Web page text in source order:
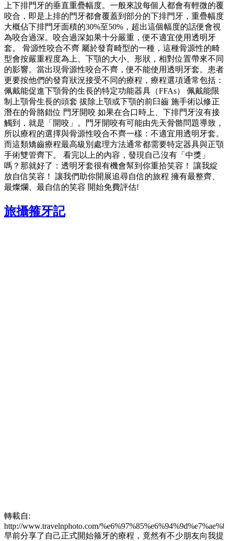
上下排門牙的垂直重疊幅度。一般來說每個人都會有輕微的覆
咬合，即是上排的門牙都會覆蓋到部分的下排門牙，重疊幅度
大概佔下排門牙面積的30%至50%，超出這個幅度的話便會視
為咬合過深。咬合過深如果十分嚴重，便不適宜使用透明牙
套。 骨源性咬合不齊 屬於發育畸型的一種，這種骨源性的畸
型會按嚴重程度為上、下顎的大小、形狀，相對位置帶來不同
的影響。當出現骨源性咬合不齊，便不能使用透明牙套。患者
更要按他們的發育狀況接受不同的療程，療程選項通常包括：
佩戴能促進下顎骨的生長的特定功能器具（FFAs） 佩戴能限
制上顎骨生長的頭套 拔除上顎或下顎的前臼齒 施手術以修正
潛在的骨胳錯位 門牙開咬 如果在合口時上、下排門牙沒有接
觸到，就是「開咬」。門牙開咬有可能由先天骨骼問題導致，
所以療程的選擇與骨源性咬合不齊一樣：不適宜用透明牙套。
而這類矯齒療程最高級別處理方法通常都需要特定器具與正顎
手術雙管齊下。 看完以上的內容，發現自己沒有「中獎」
嗎？那就好了：透明牙套很有機會幫到你重拾笑容！ 讓我綻
放自信笑容！ 讓我們助你開展追尋自信的旅程 擁有最整齊、
最燦爛、最自信的笑容 開始免費評估!
旅攝箍牙記
轉載自:
http://www.travelnphoto.com/
早前分享了自己正式開始箍牙的療程，竟然有不少朋友向我提